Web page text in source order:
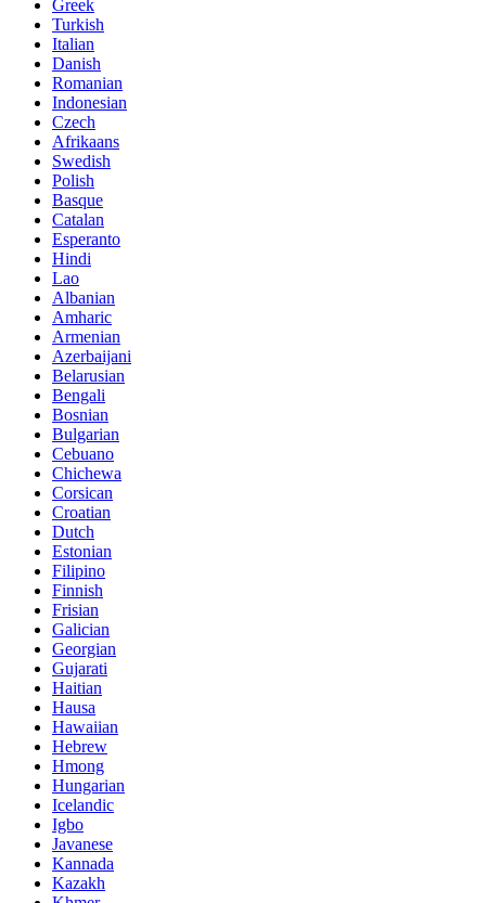
Greek
Turkish
Italian
Danish
Romanian
Indonesian
Czech
Afrikaans
Swedish
Polish
Basque
Catalan
Esperanto
Hindi
Lao
Albanian
Amharic
Armenian
Azerbaijani
Belarusian
Bengali
Bosnian
Bulgarian
Cebuano
Chichewa
Corsican
Croatian
Dutch
Estonian
Filipino
Finnish
Frisian
Galician
Georgian
Gujarati
Haitian
Hausa
Hawaiian
Hebrew
Hmong
Hungarian
Icelandic
Igbo
Javanese
Kannada
Kazakh